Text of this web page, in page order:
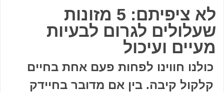
לא ציפיתם: 5 מזונות
שעלולים לגרום לבעיות
מעיים ועיכול
כולנו חווינו לפחות פעם אחת בחיים
קלקול קיבה. בין אם מדובר בחיידק